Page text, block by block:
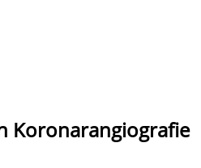
Koronarangiografie